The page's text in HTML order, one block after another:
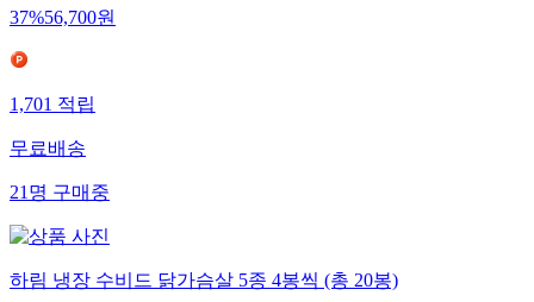
37%56,700원
1,701적립
무료배송
21명구매중
하림 냉장 수비드 닭가슴살 5종 4봉씩 (총 20봉)